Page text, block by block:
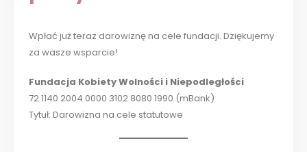
Wpłać już teraz darowiznę na cele fundacji. Dziękujemy
za wasze wsparcie!
Fundacja Kobiety Wolności i Niepodległości
72 1140 2004 0000 3102 8080 1990 (mBank)
Tytuł: Darowizna na cele statutowe